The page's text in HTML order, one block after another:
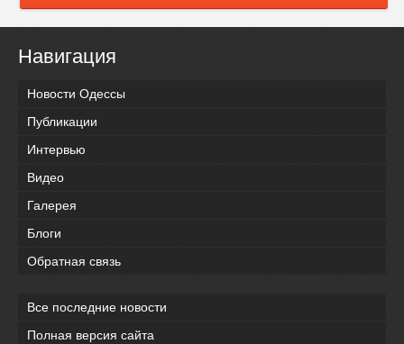
Навигация
Новости Одессы
Публикации
Интервью
Видео
Галерея
Блоги
Обратная связь
Все последние новости
Полная версия сайта